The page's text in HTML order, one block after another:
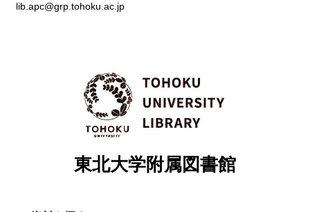
lib.apc@grp.tohoku.ac.jp
東北大学附属図書館